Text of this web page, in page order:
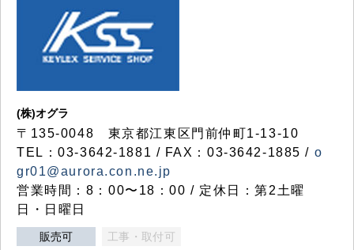
(株)オグラ
〒135-0048 東京都江東区門前仲町1-13-10
TEL：03-3642-1881 / FAX：03-3642-1885 / o
gr01@aurora.con.ne.jp
営業時間：8：00〜18：00 / 定休日：第2土曜
日・日曜日
販売可 工事・取付可